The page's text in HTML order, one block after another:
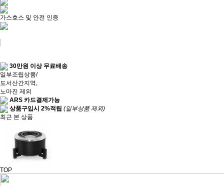
가스호스 및 안전 인증
30만원 이상 무료배송
일부조립상품/
도서산간지역,
노마진 제외
ARS 카드결제가능
상품구입시 2%적립 (일부상품 제외)
최근 본 상품
TOP